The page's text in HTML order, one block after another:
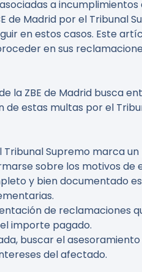
a
de Madrid por el Tribunal
en estos casos. Este
en sus
la ZBE de Madrid busca
estas multas por el
Tribunal Supremo marca
sobre los motivos de
y bien documentado
de reclamaciones
importe pagado.
buscar el
del afectado.